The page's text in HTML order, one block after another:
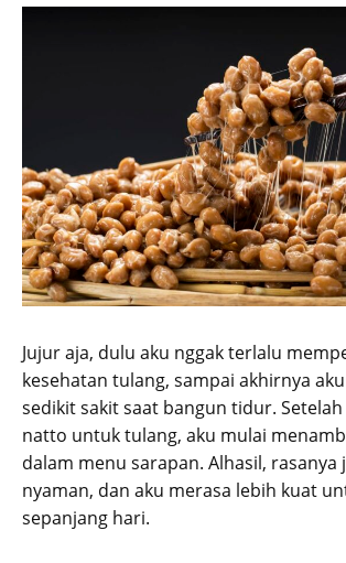
Jujur aja, dulu aku nggak terlalu
kesehatan tulang, sampai akhirnya
sedikit sakit saat bangun tidur.
natto untuk tulang, aku mulai
dalam menu sarapan. Alhasil, rasanya
nyaman, dan aku merasa lebih kuat
sepanjang hari.